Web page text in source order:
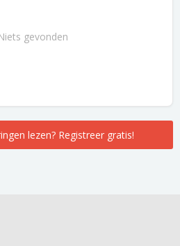
gevonden
lezen? Registreer gratis!